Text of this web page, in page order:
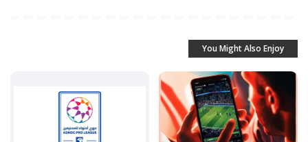
You Might Also Enjoy